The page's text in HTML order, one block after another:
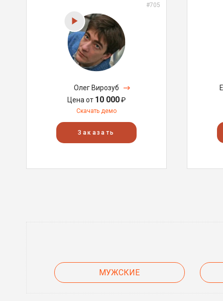
#705
Олег Вирозуб
Цена от 10 000₽
Скачать демо
Заказать
МУЖСКИЕ